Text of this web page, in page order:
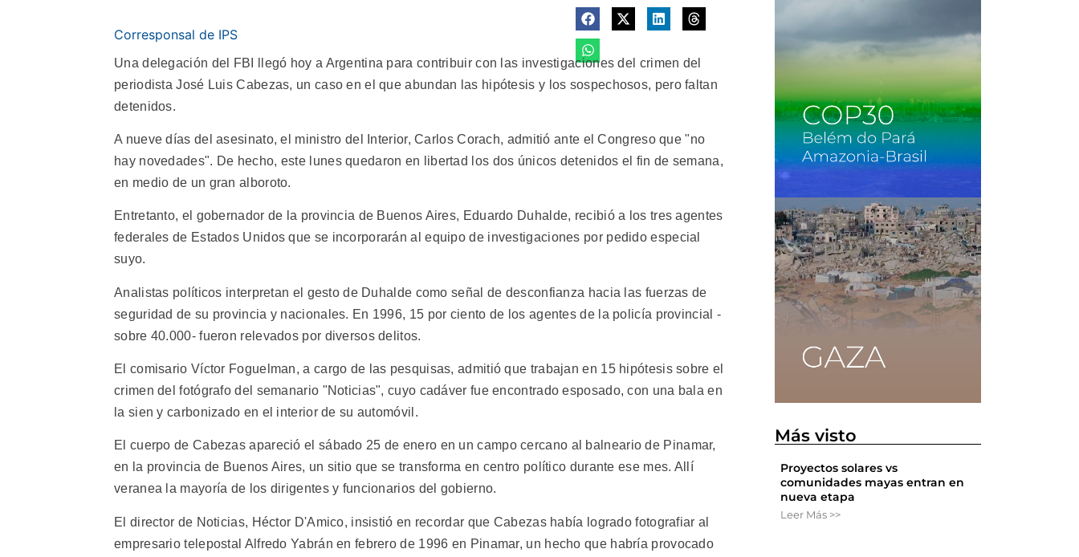
Corresponsal de IPS
Una delegación del FBI llegó hoy a Argentina para contribuir con las investigaciones del crimen del
periodista José Luis Cabezas, un caso en el que abundan las hipótesis y los sospechosos, pero faltan
detenidos.
A nueve días del asesinato, el ministro del Interior, Carlos Corach, admitió ante el Congreso que "no
hay novedades". De hecho, este lunes quedaron en libertad los dos únicos detenidos el fin de semana,
en medio de un gran alboroto.
Entretanto, el gobernador de la provincia de Buenos Aires, Eduardo Duhalde, recibió a los tres agentes
federales de Estados Unidos que se incorporarán al equipo de investigaciones por pedido especial
suyo.
Analistas políticos interpretan el gesto de Duhalde como señal de desconfianza hacia las fuerzas de
seguridad de su provincia y nacionales. En 1996, 15 por ciento de los agentes de la policía provincial -
sobre 40.000- fueron relevados por diversos delitos.
El comisario Víctor Foguelman, a cargo de las pesquisas, admitió que trabajan en 15 hipótesis sobre el
crimen del fotógrafo del semanario "Noticias", cuyo cadáver fue encontrado esposado, con una bala en
la sien y carbonizado en el interior de su automóvil.
El cuerpo de Cabezas apareció el sábado 25 de enero en un campo cercano al balneario de Pinamar,
en la provincia de Buenos Aires, un sitio que se transforma en centro político durante ese mes. Allí
veranea la mayoría de los dirigentes y funcionarios del gobierno.
El director de Noticias, Héctor D'Amico, insistió en recordar que Cabezas había logrado fotografiar al
empresario telepostal Alfredo Yabrán en febrero de 1996 en Pinamar, un hecho que habría provocado
Más visto
Proyectos solares vs
comunidades mayas entran en
nueva etapa
Leer Más >>